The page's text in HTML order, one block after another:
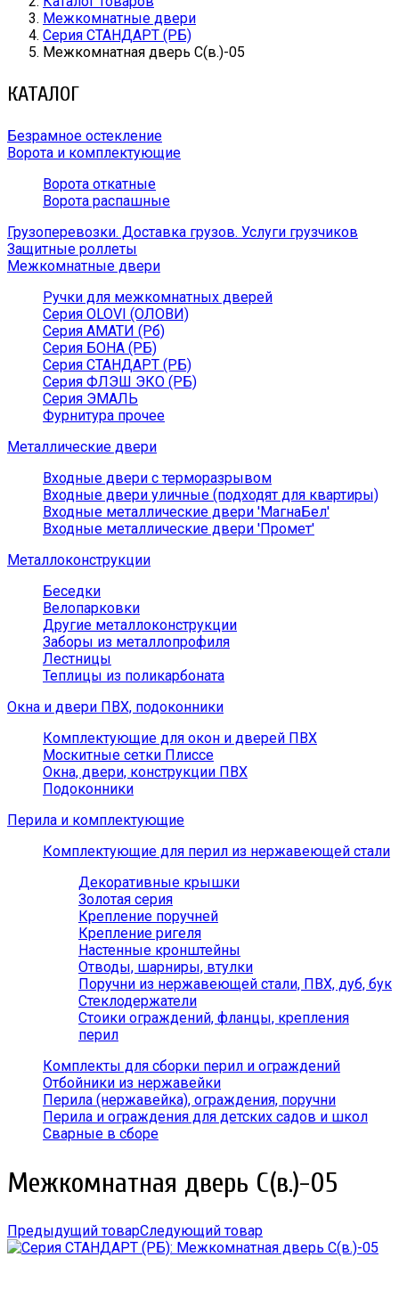
Межкомнатные двери
Серия СТАНДАРТ (РБ)
Межкомнатная дверь С(в.)-05
КАТАЛОГ
Безрамное остекление
Ворота и комплектующие
Ворота откатные
Ворота распашные
Грузоперевозки. Доставка грузов. Услуги грузчиков
Защитные роллеты
Межкомнатные двери
Ручки для межкомнатных дверей
Серия OLOVI (ОЛОВИ)
Серия АМАТИ (Рб)
Серия БОНА (РБ)
Серия СТАНДАРТ (РБ)
Серия ФЛЭШ ЭКО (РБ)
Серия ЭМАЛЬ
Фурнитура прочее
Металлические двери
Входные двери с терморазрывом
Входные двери уличные (подходят для квартиры)
Входные металлические двери 'МагнаБел'
Входные металлические двери 'Промет'
Металлоконструкции
Беседки
Велопарковки
Другие металлоконструкции
Заборы из металлопрофиля
Лестницы
Теплицы из поликарбоната
Окна и двери ПВХ, подоконники
Комплектующие для окон и дверей ПВХ
Москитные сетки Плиссе
Окна, двери, конструкции ПВХ
Подоконники
Перила и комплектующие
Комплектующие для перил из нержавеющей стали
Декоративные крышки
Золотая серия
Крепление поручней
Крепление ригеля
Настенные кронштейны
Отводы, шарниры, втулки
Поручни из нержавеющей стали, ПВХ, дуб, бук
Стеклодержатели
Стоики ограждений, фланцы, крепления
перил
Комплекты для сборки перил и ограждений
Отбойники из нержавейки
Перила (нержавейка), ограждения, поручни
Перила и ограждения для детских садов и школ
Сварные в сборе
Межкомнатная дверь С(в.)-05
Предыдущий товарСледующий товар